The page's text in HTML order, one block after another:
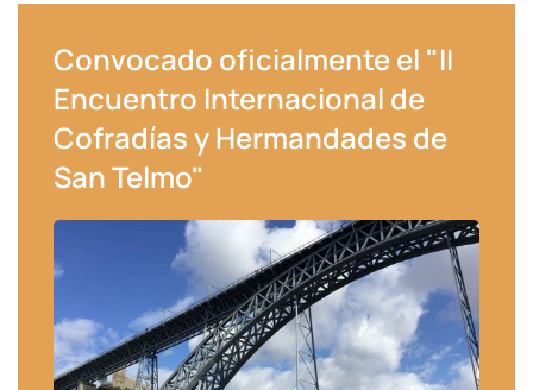
Convocado oficialmente el "II
Encuentro Internacional de
Cofradías y Hermandades de
San Telmo"